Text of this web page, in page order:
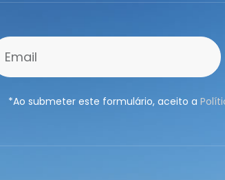
*Ao submeter este formulário, aceito a